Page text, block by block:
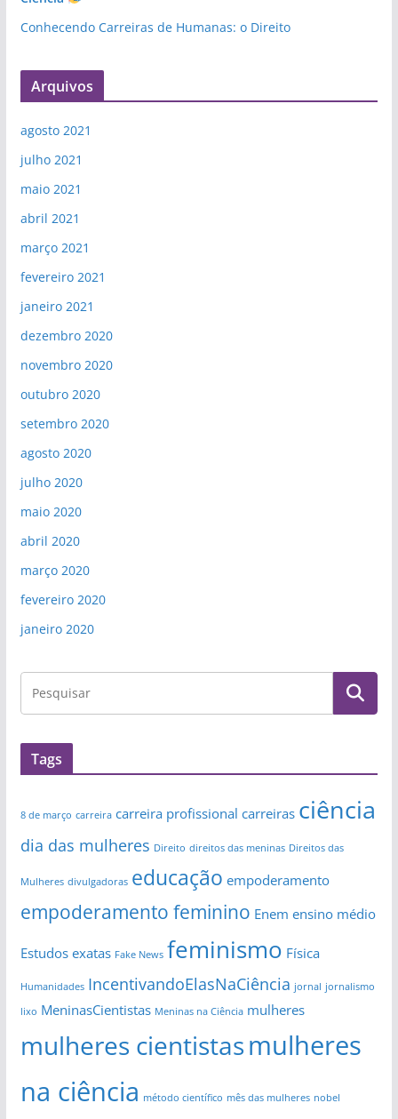
Conhecendo Carreiras de Humanas: o Direito
Arquivos
agosto 2021
julho 2021
maio 2021
abril 2021
março 2021
fevereiro 2021
janeiro 2021
dezembro 2020
novembro 2020
outubro 2020
setembro 2020
agosto 2020
julho 2020
maio 2020
abril 2020
março 2020
fevereiro 2020
janeiro 2020
Tags
8 de março carreira carreira profissional carreiras ciência
dia das mulheres Direito direitos das meninas Direitos das
Mulheres divulgadoras educação empoderamento
empoderamento feminino Enem ensino médio
Estudos exatas Fake News feminismo Física
Humanidades IncentivandoElasNaCiência jornal jornalismo
lixo MeninasCientistas Meninas na Ciência mulheres
mulheres cientistasmulheres
na ciência método científico mês das mulheres nobel